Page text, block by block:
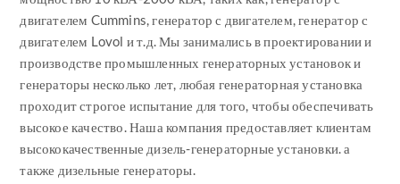
двигателем Cummins, генератор с двигателем, генератор с
двигателем Lovol и т.д. Мы занимались в проектировании и
производстве промышленных генераторных установок и
генераторы несколько лет, любая генераторная установка
проходит строгое испытание для того, чтобы обеспечивать
высокое качество. Наша компания предоставляет клиентам
высококачественные дизель-генераторные установки. а
также дизельные генераторы.